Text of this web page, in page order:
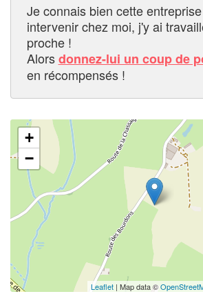
Je connais bien cette
intervenir chez moi, j'y ai
proche !
Alorsdonnez-lui un coup de
en récompensés !
+
−
Leaflet | Map data ©